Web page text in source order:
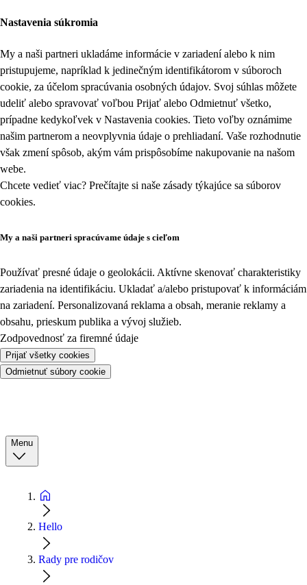
Nastavenia súkromia
My a naši partneri ukladáme informácie v zariadení alebo k nim
pristupujeme, napríklad k jedinečným identifikátorom v súboroch
cookie, za účelom spracúvania osobných údajov. Svoj súhlas môžete
udeliť alebo spravovať voľbou Prijať alebo Odmietnuť všetko,
prípadne kedykoľvek v Nastavenia cookies. Tieto voľby oznámime
našim partnerom a neovplyvnia údaje o prehliadaní. Vaše rozhodnutie
však zmení spôsob, akým vám prispôsobíme nakupovanie na našom
webe.
Chcete vedieť viac? Prečítajte si naše zásady týkajúce sa súborov
cookies.
My a naši partneri spracúvame údaje s cieľom
Používať presné údaje o geolokácii. Aktívne skenovať charakteristiky
zariadenia na identifikáciu. Ukladať a/alebo pristupovať k informáciám
na zariadení. Personalizovaná reklama a obsah, meranie reklamy a
obsahu, prieskum publika a vývoj služieb.
Zodpovednosť za firemné údaje
Prijať všetky cookies
Odmietnuť súbory cookie
Menu
Hello
Rady pre rodičov